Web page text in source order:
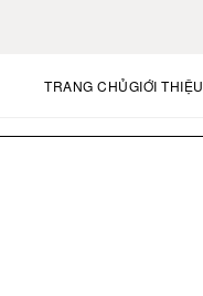
TRANG CHỦGIỚI THIỆU